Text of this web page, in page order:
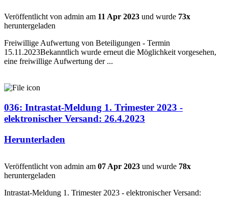
Veröffentlicht von admin am 11 Apr 2023 und wurde 73x
heruntergeladen
Freiwillige Aufwertung von Beteiligungen - Termin
15.11.2023Bekanntlich wurde erneut die Möglichkeit vorgesehen,
eine freiwillige Aufwertung der ...
036: Intrastat-Meldung 1. Trimester 2023 -
elektronischer Versand: 26.4.2023
Herunterladen
Veröffentlicht von admin am 07 Apr 2023 und wurde 78x
heruntergeladen
Intrastat-Meldung 1. Trimester 2023 - elektronischer Versand: